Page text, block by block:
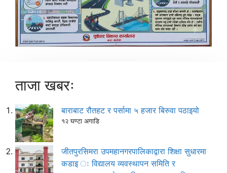
ताजा खबरः
बाराबाट रौतहट र पर्सामा ५ हजार बिरुवा पठाइयो
१२ घण्टा अगाडि
जीतपुरसिमरा उपमहानगरपालिकाद्वारा शिक्षा सुधारमा
कडाइ ः विद्यालय व्यवस्थापन समिति र